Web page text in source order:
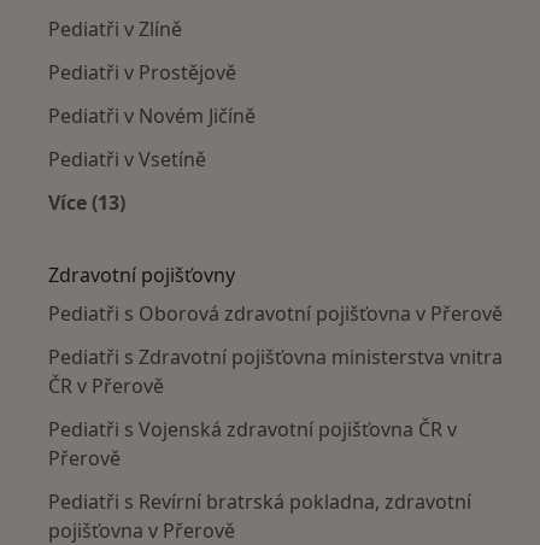
Pediatři v Zlíně
Pediatři v Prostějově
Pediatři v Novém Jičíně
Pediatři v Vsetíně
Více (13)
Zdravotní pojišťovny
Pediatři s Oborová zdravotní pojišťovna v Přerově
Pediatři s Zdravotní pojišťovna ministerstva vnitra
ČR v Přerově
Pediatři s Vojenská zdravotní pojišťovna ČR v
Přerově
Pediatři s Revírní bratrská pokladna, zdravotní
pojišťovna v Přerově